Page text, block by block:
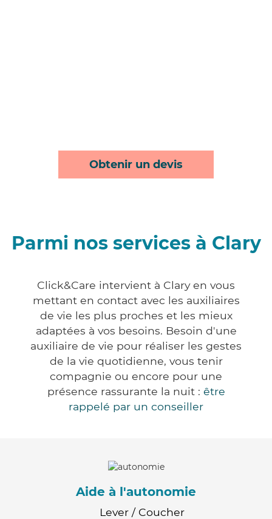
Obtenir un devis
Parmi nos services à Clary
Click&Care intervient à Clary en vous
mettant en contact avec les auxiliaires
de vie les plus proches et les mieux
adaptées à vos besoins. Besoin d'une
auxiliaire de vie pour réaliser les gestes
de la vie quotidienne, vous tenir
compagnie ou encore pour une
présence rassurante la nuit : être
rappelé par un conseiller
Aide à l'autonomie
Lever / Coucher